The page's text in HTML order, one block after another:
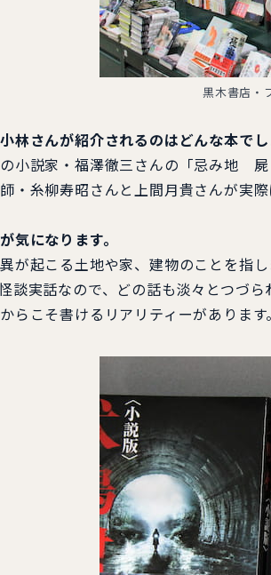
黒木書店・
林さんが紹介されるのはどんな本でし
小説家・福澤徹三さんの「忌み地
・糸柳寿昭さんと上間月貴さんが実
気になります。
が起こる土地や家、建物のことを指
談実話なので、どの話も淡々とつづ
らこそ書けるリアリティーがあります